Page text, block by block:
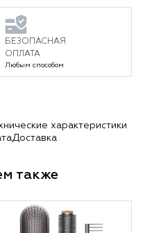
БЕЗОПАСНАЯ
ОПЛАТА
Любым способом
характеристики
Доставка
также